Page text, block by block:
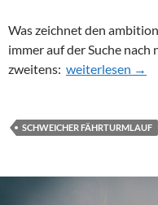
Was zeichnet den
immer auf der Suche
zweitens: Von alten
weiterlesen →
SCHWEICHER FÄHRTURMLAUF